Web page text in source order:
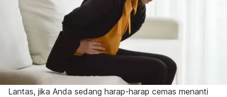
Lantas, jika Anda sedang harap-harap cemas menanti